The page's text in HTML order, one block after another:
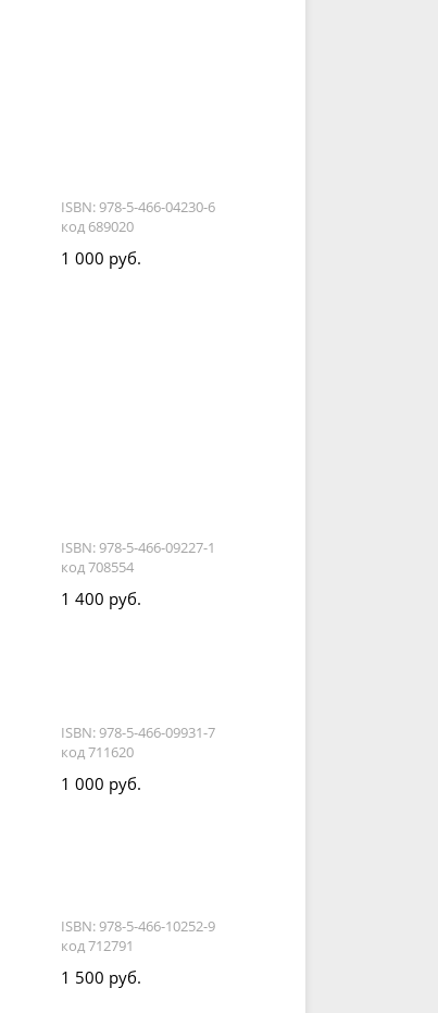
ISBN: 978-5-466-04230-6
код 689020
1 000 руб.
ISBN: 978-5-466-09227-1
код 708554
1 400 руб.
ISBN: 978-5-466-09931-7
код 711620
1 000 руб.
ISBN: 978-5-466-10252-9
код 712791
1 500 руб.